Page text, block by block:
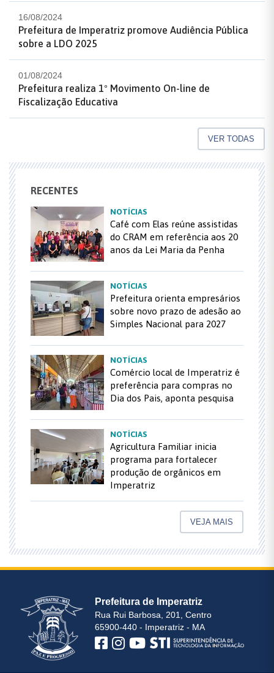
16/08/2024
Prefeitura de Imperatriz promove Audiência Pública
sobre a LDO 2025
01/08/2024
Prefeitura realiza 1º Movimento On-line de
Fiscalização Educativa
VER TODAS
RECENTES
NOTÍCIAS
Café com Elas reúne assistidas
do CRAM em referência aos 20
anos da Lei Maria da Penha
NOTÍCIAS
Prefeitura orienta empresários
sobre novo prazo de adesão ao
Simples Nacional para 2027
NOTÍCIAS
Comércio local de Imperatriz é
preferência para compras no
Dia dos Pais, aponta pesquisa
NOTÍCIAS
Agricultura Familiar inicia
programa para fortalecer
produção de orgânicos em
Imperatriz
VEJA MAIS
Prefeitura de Imperatriz
Rua Rui Barbosa, 201, Centro
65900-440 - Imperatriz - MA